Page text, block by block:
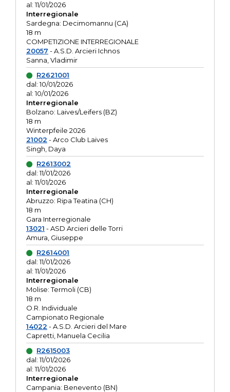
al: 11/01/2026
Interregionale
Sardegna: Decimomannu (CA)
18 m
COMPETIZIONE INTERREGIONALE
20057 - A.S.D. Arcieri Ichnos
Sanna, Vladimir
R2621001
dal: 10/01/2026
al: 10/01/2026
Interregionale
Bolzano: Laives/Leifers (BZ)
18 m
Winterpfeile 2026
21002 - Arco Club Laives
Singh, Daya
R2613002
dal: 11/01/2026
al: 11/01/2026
Interregionale
Abruzzo: Ripa Teatina (CH)
18 m
Gara Interregionale
13021 - ASD Arcieri delle Torri
Amura, Giuseppe
R2614001
dal: 11/01/2026
al: 11/01/2026
Interregionale
Molise: Termoli (CB)
18 m
O.R. Individuale
Campionato Regionale
14022 - A.S.D. Arcieri del Mare
Capretti, Manuela Cecilia
R2615003
dal: 11/01/2026
al: 11/01/2026
Interregionale
Campania: Benevento (BN)